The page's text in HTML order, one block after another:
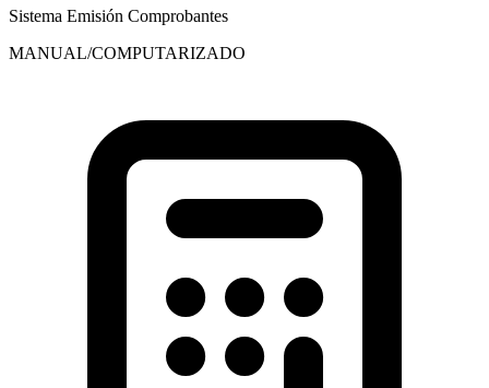
Sistema Emisión Comprobantes
MANUAL/COMPUTARIZADO